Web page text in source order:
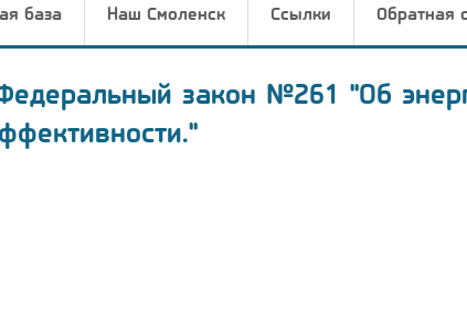
база Наш Смоленск Ссылки Обратная
закон №261 "Об